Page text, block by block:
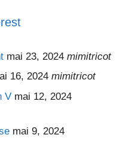
mai 23, 2024 mimitricot
16, 2024 mimitricot
V mai 12, 2024
mai 9, 2024